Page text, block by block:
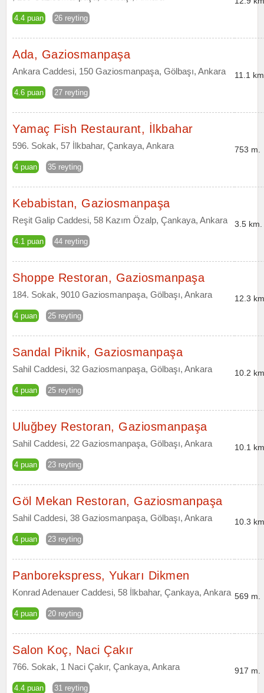
4.4 puan 26 reyting
Ada, Gaziosmanpaşa
Ankara Caddesi, 150 Gaziosmanpaşa, Gölbaşı, Ankara
4.6 puan 27 reyting
11.1
Yamaç Fish Restaurant, İlkbahar
596. Sokak, 57 İlkbahar, Çankaya, Ankara
4 puan 35 reyting
753 m.
Kebabistan, Gaziosmanpaşa
Reşit Galip Caddesi, 58 Kazım Özalp, Çankaya, Ankara
4.1 puan 44 reyting
3.5 km.
Shoppe Restoran, Gaziosmanpaşa
184. Sokak, 9010 Gaziosmanpaşa, Gölbaşı, Ankara
4 puan 25 reyting
12.3
Sandal Piknik, Gaziosmanpaşa
Sahil Caddesi, 32 Gaziosmanpaşa, Gölbaşı, Ankara
4 puan 25 reyting
10.2
Uluğbey Restoran, Gaziosmanpaşa
Sahil Caddesi, 22 Gaziosmanpaşa, Gölbaşı, Ankara
4 puan 23 reyting
10.1
Göl Mekan Restoran, Gaziosmanpaşa
Sahil Caddesi, 38 Gaziosmanpaşa, Gölbaşı, Ankara
4 puan 23 reyting
10.3
Panborekspress, Yukarı Dikmen
Konrad Adenauer Caddesi, 58 İlkbahar, Çankaya, Ankara
4 puan 20 reyting
569 m.
Salon Koç, Naci Çakır
766. Sokak, 1 Naci Çakır, Çankaya, Ankara
4.4 puan 31 reyting
917 m.